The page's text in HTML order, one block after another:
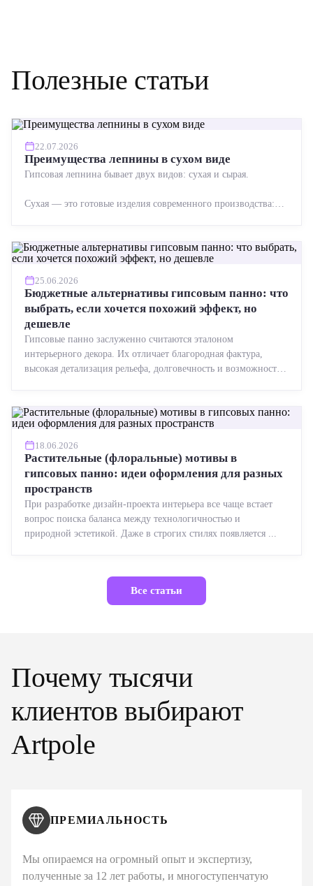
Полезные статьи
22.07.2026
Преимущества лепнины в сухом виде
Гипсовая лепнина бывает двух видов: сухая и сырая.
Сухая — это готовые изделия современного производства:
25.06.2026
Бюджетные альтернативы гипсовым панно: что
выбрать, если хочется похожий эффект, но
дешевле
Гипсовые панно заслуженно считаются эталоном
интерьерного декора. Их отличает благородная фактура,
высокая детализация рельефа, долговечность и возможность
18.06.2026
Растительные (флоральные) мотивы в
гипсовых панно: идеи оформления для разных
пространств
При разработке дизайн-проекта интерьера все чаще встает
вопрос поиска баланса между технологичностью и
природной эстетикой. Даже в строгих стилях появляется ...
Все статьи
Почему тысячи
клиентов выбирают
Artpole
ПРЕМИАЛЬНОСТЬ
Мы опираемся на огромный опыт и экспертизу,
полученные за 12 лет работы, и многоступенчатую